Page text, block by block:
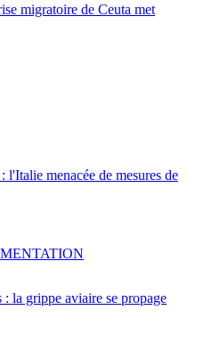
migratoire de Ceuta met
l'Italie menacée de mesures de
la grippe aviaire se propage